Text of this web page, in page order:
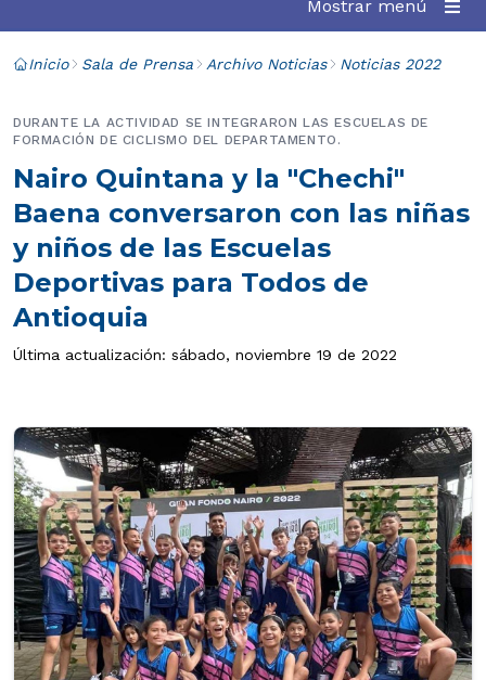
Mostrar menú
Inicio Sala de Prensa Archivo Noticias Noticias 2022
Nairo Quintana y la "Chechi"
Baena conversaron con las niñas
y niños de las Escuelas
Deportivas para Todos de
Antioquia
DURANTE LA ACTIVIDAD SE INTEGRARON LAS ESCUELAS DE
FORMACIÓN DE CICLISMO DEL DEPARTAMENTO.
Última actualización: sábado, noviembre 19 de 2022